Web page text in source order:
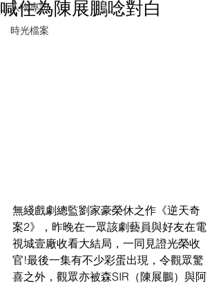
人物專訪
時光檔案
喊住為陳展鵬唸對白
無綫戲劇總監劉家豪榮休之作《逆天奇
案2》，昨晚在一眾該劇藝員與好友在電
視城壹廠收看大結局，一同見證光榮收
官!最後一集有不少彩蛋出現，令觀眾驚
喜之外，觀眾亦被森SIR（陳展鵬）與阿